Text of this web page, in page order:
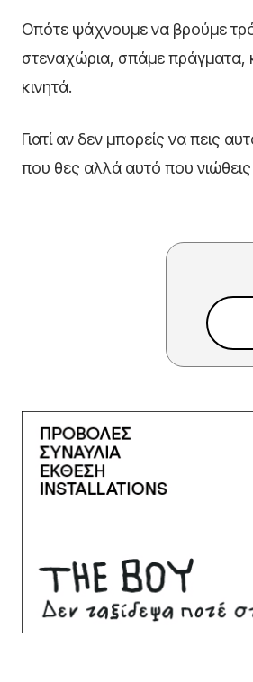
Οπότε ψάχνουμε να βρούμε
στεναχώρια, σπάμε πράγματα,
κινητά.
Γιατί αν δεν μπορείς να πεις
που θες αλλά αυτό που